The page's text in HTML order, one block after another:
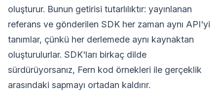
oluşturur. Bunun getirisi tutarlılıktır: yayınlanan
referans ve gönderilen SDK her zaman aynı API'yi
tanımlar, çünkü her derlemede aynı kaynaktan
oluşturulurlar. SDK'ları birkaç dilde
sürdürüyorsanız, Fern kod örnekleri ile gerçeklik
arasındaki sapmayı ortadan kaldırır.